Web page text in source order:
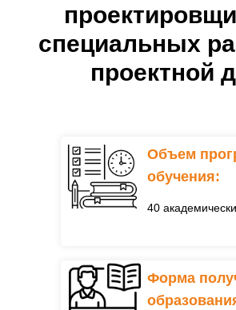
специальных
проектной
40
Объем
обучения:
Форма